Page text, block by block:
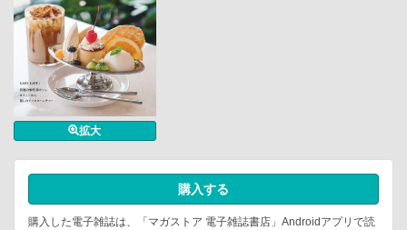
拡大
購入する
購入した電子雑誌は、「マガストア 電子雑誌書店」Androidアプリで読